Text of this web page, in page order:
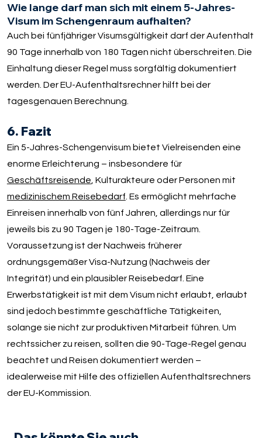
Wie lange darf man sich mit einem 5-Jahres-
Visum im Schengenraum aufhalten?
Auch bei fünfjähriger Visumsgültigkeit darf der Aufenthalt
90 Tage innerhalb von 180 Tagen nicht überschreiten. Die
Einhaltung dieser Regel muss sorgfältig dokumentiert
werden. Der EU-Aufenthaltsrechner hilft bei der
tagesgenauen Berechnung.
6. Fazit
Ein 5-Jahres-Schengenvisum bietet Vielreisenden eine
enorme Erleichterung – insbesondere für
Geschäftsreisende , Kulturakteure oder Personen mit
medizinischem Reisebedarf . Es ermöglicht mehrfache
Einreisen innerhalb von fünf Jahren, allerdings nur für
jeweils bis zu 90 Tagen je 180-Tage-Zeitraum.
Voraussetzung ist der Nachweis früherer
ordnungsgemäßer Visa-Nutzung (Nachweis der
Integrität) und ein plausibler Reisebedarf. Eine
Erwerbstätigkeit ist mit dem Visum nicht erlaubt, erlaubt
sind jedoch bestimmte geschäftliche Tätigkeiten,
solange sie nicht zur produktiven Mitarbeit führen. Um
rechtssicher zu reisen, sollten die 90-Tage-Regel genau
beachtet und Reisen dokumentiert werden –
idealerweise mit Hilfe des offiziellen Aufenthaltsrechners
der EU-Kommission.